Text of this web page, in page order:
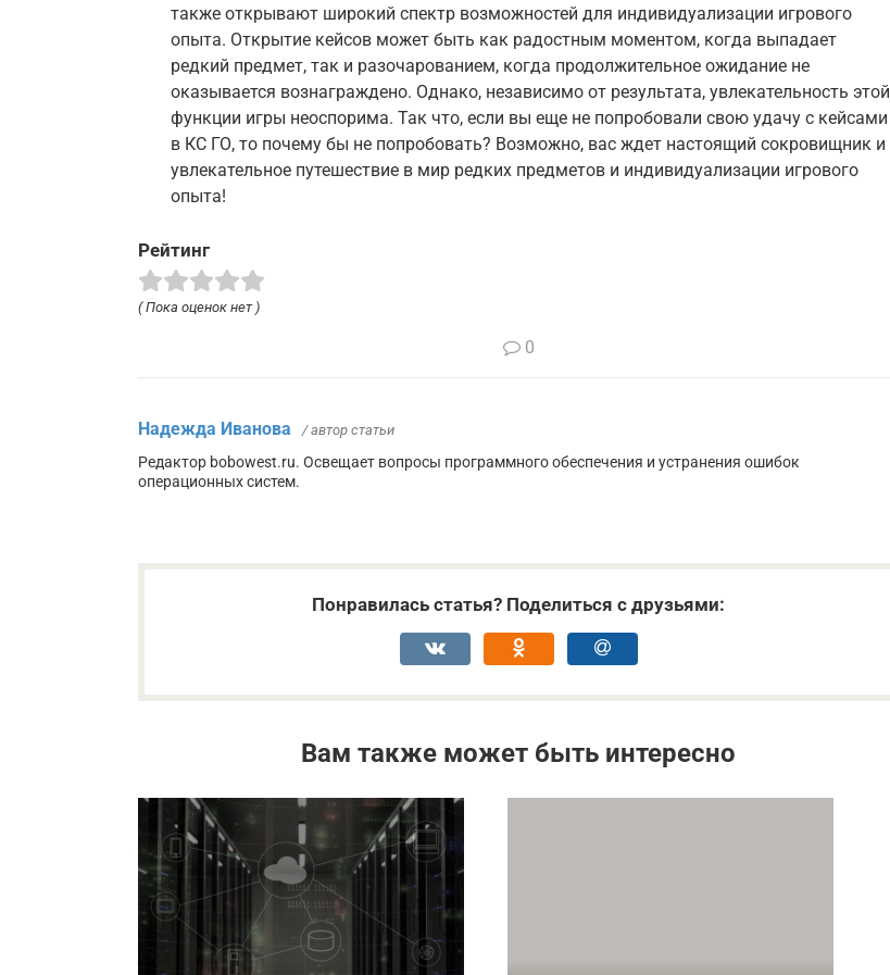
также открывают широкий спектр возможностей для индивидуализации игрового
опыта. Открытие кейсов может быть как радостным моментом, когда выпадает
редкий предмет, так и разочарованием, когда продолжительное ожидание не
оказывается вознаграждено. Однако, независимо от результата, увлекательность этой
функции игры неоспорима. Так что, если вы еще не попробовали свою удачу с кейсами
в КС ГО, то почему бы не попробовать? Возможно, вас ждет настоящий сокровищник и
увлекательное путешествие в мир редких предметов и индивидуализации игрового
опыта!
Рейтинг
( Пока оценок нет )
0
Надежда Иванова / автор статьи
Редактор bobowest.ru. Освещает вопросы программного обеспечения и устранения ошибок
операционных систем.
Понравилась статья? Поделиться с друзьями:
Вам также может быть интересно